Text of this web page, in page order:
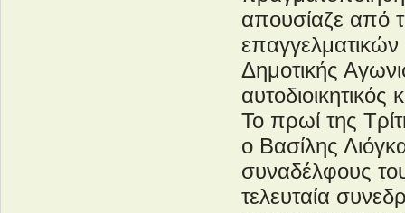
απουσίαζε από
Δημοτικής
Το πρωί της
ο Βασίλης
συναδέλφους
τελευταία